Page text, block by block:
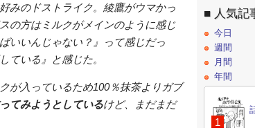
みのドストライク。綾鷹がウマかっ
の方はミルクがメインのように感じ
いいんじゃない？』って感じだっ
ている』と感じた。
が入っているため100％抹茶よりガブ
てみようとしているけど、まだまだ
人気記
今日
週間
月間
年間